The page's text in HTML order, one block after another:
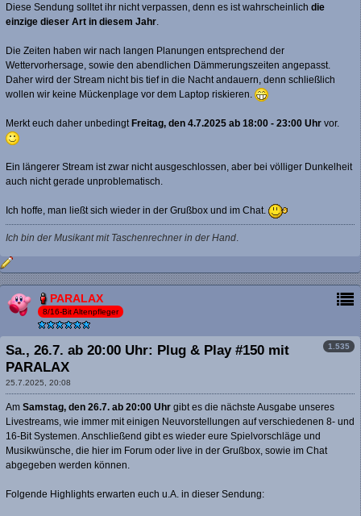
Diese Sendung solltet ihr nicht verpassen, denn es ist wahrscheinlich die
einzige dieser Art in diesem Jahr
Die Zeiten haben wir nach langen Planungen entsprechend der
Wettervorhersage, sowie den abendlichen Dämmerungszeiten angepasst.
Daher wird der Stream nicht bis tief in die Nacht andauern, denn schließlich
wollen wir keine Mückenplage vor dem Laptop riskieren.
Merkt euch daher unbedingtFreitag, den 4.7.2025 ab 18:00 - 23:00 Uhr vor.
Ein längerer Stream ist zwar nicht ausgeschlossen, aber bei völliger Dunkelheit
auch nicht gerade unproblematisch.
Ich hoffe, man ließt sich wieder in der Grußbox und im Chat.
Ich bin der Musikant mit Taschenrechner in der Hand.
PARALAX
8/16-Bit Altenpfleger
1.535
Sa., 26.7. ab 20:00 Uhr: Plug & Play #150 mit
PARALAX
25.7.2025, 20:08
Am Samstag, den 26.7. ab 20:00 Uhr gibt es die nächste Ausgabe unseres
Livestreams, wie immer mit einigen Neuvorstellungen auf verschiedenen 8- und
16-Bit Systemen. Anschließend gibt es wieder eure Spielvorschläge und
Musikwünsche, die hier im Forum oder live in der Grußbox, sowie im Chat
abgegeben werden können.
Folgende Highlights erwarten euch u.A. in dieser Sendung: